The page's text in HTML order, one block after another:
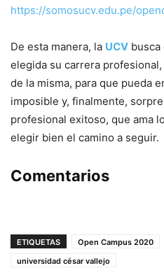
https://somosucv.edu.pe/
De esta manera, la UCV
elegida su carrera
de la misma, para que pueda
imposible y, finalmente,
profesional exitoso, que ama
elegir bien el camino a seguir.
Comentarios
ETIQUETAS Open Campus 2020
universidad césar vallejo